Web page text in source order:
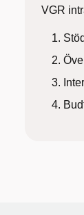
VGR